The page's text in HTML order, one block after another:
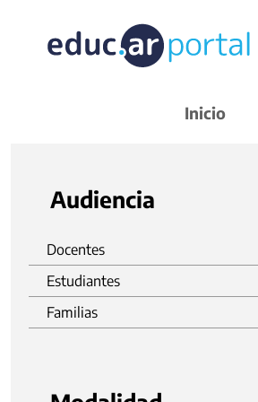
Inicio
Audiencia
Docentes
Estudiantes
Familias